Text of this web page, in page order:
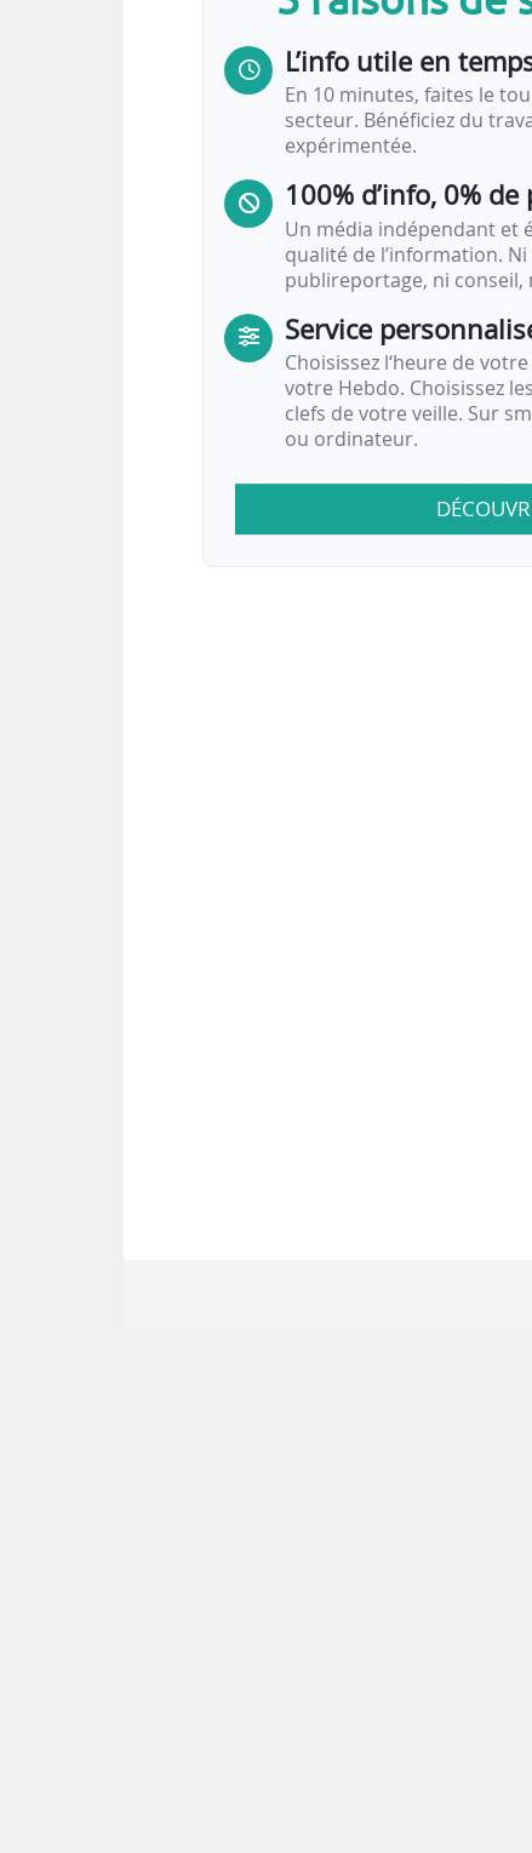
L’info utile en
En 10 minutes, faites le
secteur. Bénéficiez du
expérimentée.
100% d’info, 0% de
Un média indépendant et
qualité de l’information.
publireportage, ni conseil,
Service
Choisissez l‘heure de
votre Hebdo. Choisissez
clefs de votre veille. Sur
ou ordinateur.